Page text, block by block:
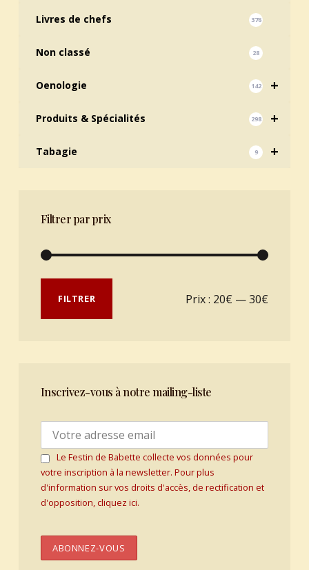
Livres de chefs 376
Non classé 28
+
Oenologie 142
+
Produits & Spécialités 298
+
Tabagie 9
Filtrer par prix
Prix min
Prix maxFILTRER Prix : 20€ —30€
Inscrivez-vous à notre mailing-liste
Le Festin de Babette collecte vos données pour
votre inscription à la newsletter. Pour plus
d'information sur vos droits d'accès, de rectification et
d'opposition, cliquez ici.